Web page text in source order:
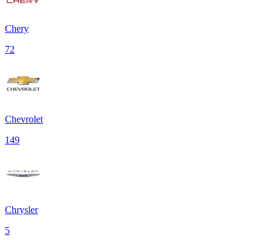
Chery
72
Chevrolet
149
Chrysler
5